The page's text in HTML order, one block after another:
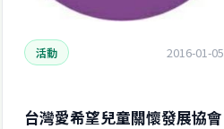
活動 2016-01-05
台灣愛希望兒童關懷發展協會